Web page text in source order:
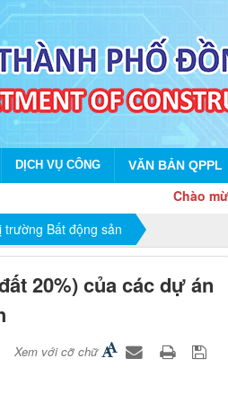
DỊCH VỤ CÔNG VĂN BẢN QPPL
Chào mừng dịp
trường Bất động sản
20%) của các dự án
Xem với cỡ chữ